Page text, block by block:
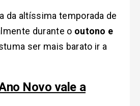
da altíssima temporada de
durante o outono e
ser mais barato ir a
Novo vale a